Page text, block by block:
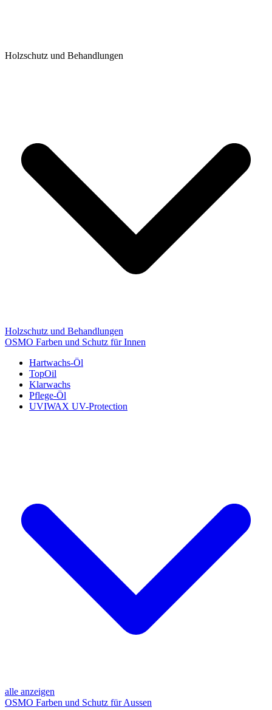
Holzschutz und Behandlungen
Holzschutz und Behandlungen
OSMO Farben und Schutz für Innen
Hartwachs-Öl
TopOil
Klarwachs
Pflege-Öl
UVIWAX UV-Protection
alle anzeigen
OSMO Farben und Schutz für Aussen